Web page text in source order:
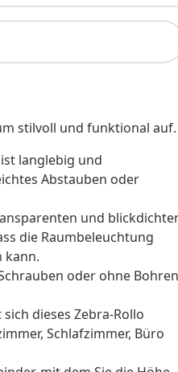
stilvoll und funktional auf.
langlebig und
Abstauben oder
und
die Raumbeleuchtung
kann.
oder ohne Bohren
dieses Zebra-Rollo
Schlafzimmer, Büro